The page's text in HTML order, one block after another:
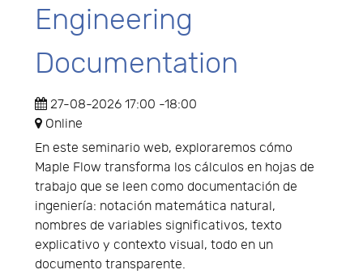
Engineering
Documentation
27-08-2026 17:00 -18:00
Online
En este seminario web, exploraremos cómo
Maple Flow transforma los cálculos en hojas de
trabajo que se leen como documentación de
ingeniería: notación matemática natural,
nombres de variables significativos, texto
explicativo y contexto visual, todo en un
documento transparente.